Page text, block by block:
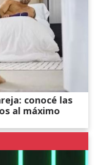
conocé las
al máximo